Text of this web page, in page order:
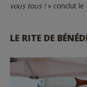
vous tous !» conclut le
LE RITE DE